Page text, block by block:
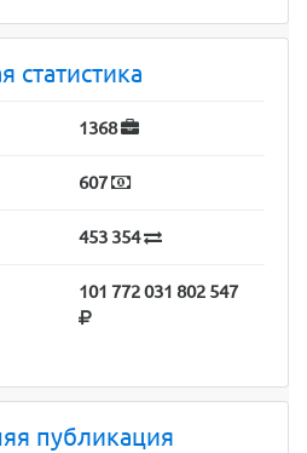
статистика
1368
607
453 354
101 772 031 802 547
публикация